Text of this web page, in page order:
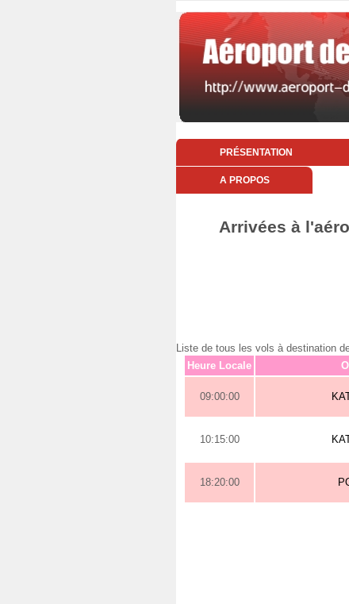
PRÉSENTATION
A PROPOS
Arrivées à
Liste de tous les vols à destination
Heure Locale
09:00:00
10:15:00
18:20:00